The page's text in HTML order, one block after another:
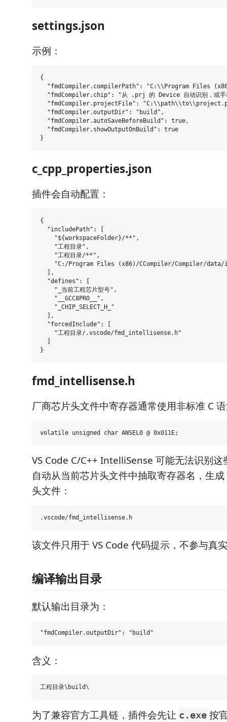
settings.json
示例：
{
"fmdCompiler.compilerPath": "C:\\Program Files
"fmdCompiler.chip": "从 .prj 的 Device 自动识别，或手
"fmdCompiler.projectFile":
  "fmdCompiler.outputDir": "build",
  "fmdCompiler.autoSaveBeforeBuild": true,
  "fmdCompiler.showOutputOnBuild": true
c_cpp_properties.json
插件会自动配置：
{
  "includePath": [
    "${workspaceFolder}/**",
    "工程目录",
    "工程目录/**",
"C:/Program Files (x86)/CCompiler/Compiler/data/
  ],
  "defines": [
    "_当前工程芯片型号",
    "__GCC8PRO__",
    "_CHIP_SELECT_H_"
  ],
  "forcedInclude": [
    "工程目录/.vscode/fmd_intellisense.h"
fmd_intellisense.h
厂商芯片头文件中寄存器通常使用非标准 C
VS Code C/C++ IntelliSense 可能无法识别
自动从当前芯片头文件中抽取寄存器名，生
头文件：
该文件只用于 VS Code 代码提示，不参与真
编译输出目录
默认输出目录为：
含义：
为了兼容官方工具链，插件会先让 c.exe 按